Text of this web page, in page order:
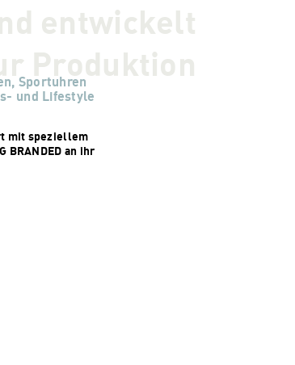
entwickelt
Produktion
Sportuhren
und Lifestyle
mit speziellem
BRANDED an ihr